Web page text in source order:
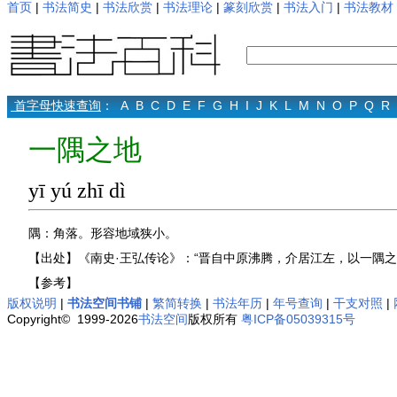
首页 | 书法简史 | 书法欣赏 | 书法理论 | 篆刻欣赏 | 书法入门 | 书法教材
首字母快速查询： A B C D E F G H I J K L M N O P Q R
一隅之地
yī yú zhī dì
隅：角落。形容地域狭小。
【出处】《南史·王弘传论》：“晋自中原沸腾，介居江左，以一隅
【参考】
版权说明 | 书法空间书铺 | 繁简转换 | 书法年历 | 年号查询 | 干支对照 |
Copyright© 1999-2026书法空间版权所有 粤ICP备05039315号